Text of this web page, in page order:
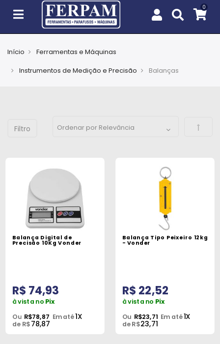
EPIs
Cobertura
Ferramentas
Máquinas
Iluminação
Construção
Materiais
Elétricos
Início
Ferramentas e Máquinas
Instrumentos de Medição e Precisão
Balanças
Balança Digital de
Precisão 10Kg Vonder
R$ 74,93
à vista no Pix
Ou R$78,87 Em até1X
de R$78,87
Balança Tipo Peixeiro 12kg
- Vonder
R$ 22,52
à vista no Pix
Ou R$23,71 Em até1X
de R$23,71